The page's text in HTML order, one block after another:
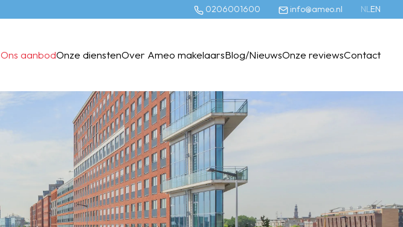
0206001600 info@ameo.nl NLEN
Ons aanbodOnze dienstenOver Ameo makelaarsBlog/NieuwsOnze reviewsContact